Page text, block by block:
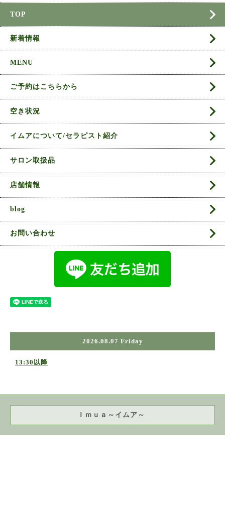
TOP
新着情報
MENU
ご予約はこちらから
空き状況
イムアについて/セラピスト紹介
サロン取扱品
店舗情報
blog
お問い合わせ
2026.08.07 Friday
13:30以降
Ｉｍｕａ～イムア～